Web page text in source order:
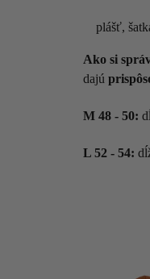
plášť,
Ako si
dajú
M 48 - 50:
L 52 - 54: